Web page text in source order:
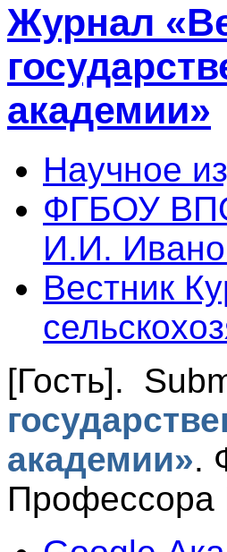
Журнал
академии»
Научное
ФГБОУ
И.И.
Вестник
[Гость].
академии».